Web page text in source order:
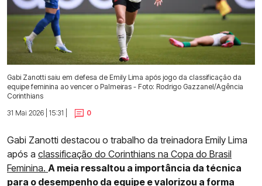
Gabi Zanotti saiu em defesa de Emily Lima após jogo da classificação da
equipe feminina ao vencer o Palmeiras - Foto: Rodrigo Gazzanel/Agência
Corinthians
31 Mai 2026 | 15:31 |
0
Gabi Zanotti destacou o trabalho da treinadora Emily Lima
após a classificação do Corinthians na Copa do Brasil
Feminina. A meia ressaltou a importância da técnica
para o desempenho da equipe e valorizou a forma